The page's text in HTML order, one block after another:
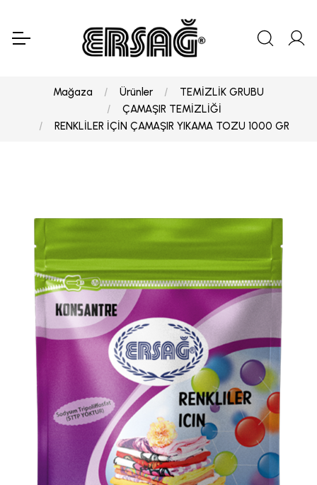
Mağaza Ürünler
TEMİZLİK GRUBU
ÇAMAŞIR TEMİZLİĞİ
RENKLİLER İÇİN ÇAMAŞIR YIKAMA TOZU 1000 GR